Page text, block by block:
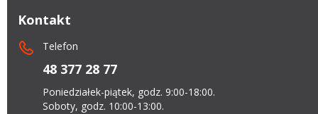
Kontakt
Telefon
48 377 28 77
Poniedziałek-piątek, godz. 9:00-18:00.
Soboty, godz. 10:00-13:00.